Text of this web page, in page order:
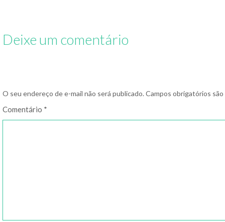
Deixe um comentário
O seu endereço de e-mail não será publicado. Campos obrigatórios
Comentário *